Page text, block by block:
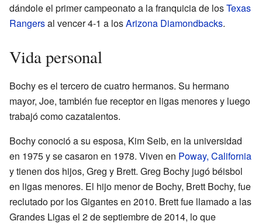
dándole el primer campeonato a la franquicia de losTexas
Rangersal vencer 4-1 a losArizona Diamondbacks.
Vida personal
Bochy es el tercero de cuatro hermanos. Su hermano
mayor, Joe, también fue receptor en ligas menores y luego
trabajó como cazatalentos.
Bochy conoció a su esposa, Kim Seib, en la universidad
en 1975 y se casaron en 1978. Viven en Poway, California
y tienen dos hijos, Greg y Brett. Greg Bochy jugó béisbol
en ligas menores. El hijo menor de Bochy, Brett Bochy, fue
reclutado por los Gigantes en 2010. Brett fue llamado a las
Grandes Ligas el 2 de septiembre de 2014, lo que